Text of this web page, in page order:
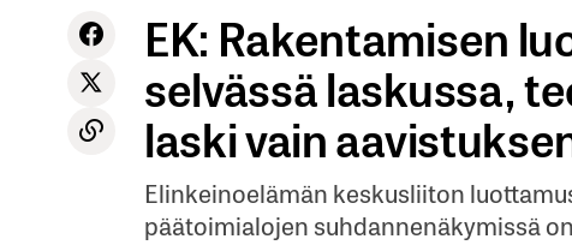
EK: Rakentamisen
selvässä laskussa,
laski vain
Elinkeinoelämän keskusliiton
päätoimialojen suhdannenäkymissä